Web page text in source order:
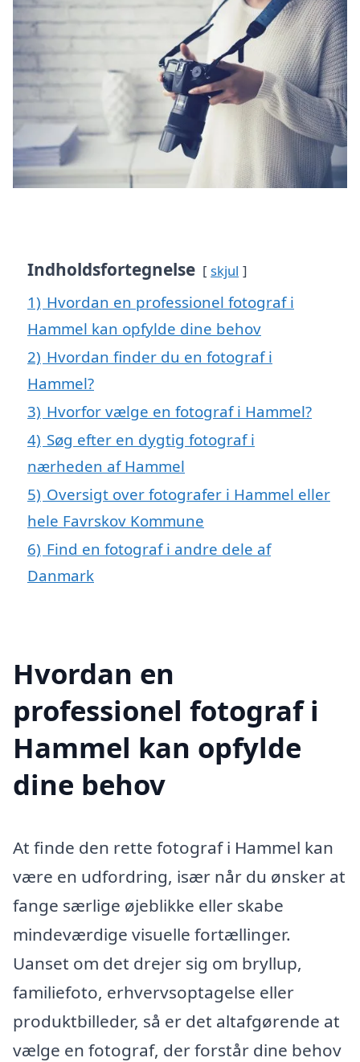
Indholdsfortegnelse skjul
1) Hvordan en professionel fotograf i
Hammel kan opfylde dine behov
2) Hvordan finder du en fotograf i
Hammel?
3) Hvorfor vælge en fotograf i Hammel?
4) Søg efter en dygtig fotograf i
nærheden af Hammel
5) Oversigt over fotografer i Hammel eller
hele Favrskov Kommune
6) Find en fotograf i andre dele af
Danmark
Hvordan en
professionel fotograf i
Hammel kan opfylde
dine behov
At finde den rette fotograf i Hammel kan
være en udfordring, især når du ønsker at
fange særlige øjeblikke eller skabe
mindeværdige visuelle fortællinger.
Uanset om det drejer sig om bryllup,
familiefoto, erhvervsoptagelse eller
produktbilleder, så er det altafgørende at
vælge en fotograf, der forstår dine behov